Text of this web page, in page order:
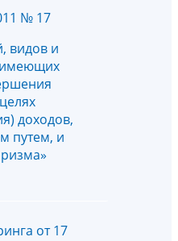
№ 17
видов и
имеющих
доходов,
путем, и
от 17